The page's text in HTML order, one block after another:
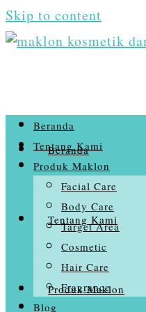
Skip to content
Beranda
Tentang Kami
Produk Maklon
Beranda
Tentang Kami
Produk Maklon
Facial Care
Body Care
Target Area
Cosmetic
Hair Care
Fragrance
Blog